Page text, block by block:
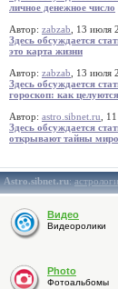
личное денежное число
Автор: zabzab , 13 июля
Здесь обсуждается
это карта жизни
Автор: zabzab , 13 июля
Здесь обсуждается
гороскоп: как
Автор: astro.sibnet.ru ,
Здесь обсуждается
открывают тайны
Astro.sibnet.ru:
Видео
Видеоролики
Photo
Фотоальбомы